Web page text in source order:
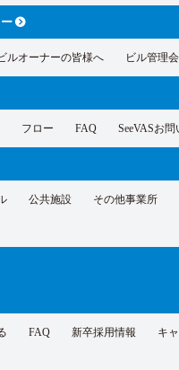
ルオーナーの皆様へ ビル管理
フロー FAQ SeeVASお
公共施設 その他事業所
FAQ 新卒採用情報 キ